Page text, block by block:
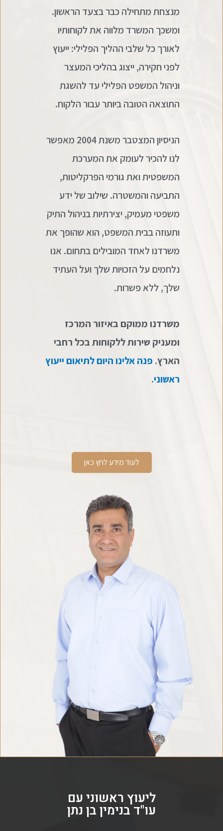
מנצחת מתחילה כבר בצעד הראשון.
ומשכך המשרד מלווה את לקוחותיו
לאורך כל שלבי ההליך הפלילי: ייעוץ
לפני חקירה, ייצוג בהליכי המעצר
וניהול המשפט הפלילי עד להשגת
התוצאה הטובה ביותר עבור הלקוח.
הניסיון המצטבר משנת 2004 מאפשר
לנו להכיר לעומק את המערכת
המשפטית ואת גורמי הפרקליטות,
התביעה והמשטרה. שילוב של ידע
משפטי מעמיק, יצירתיות בניהול התיק
ותעוזה בבית המשפט, הוא שהופך את
משרדנו לאחד המובילים בתחום. אנו
נלחמים על הזכויות שלך ועל העתיד
שלך, ללא פשרות.
משרדנו ממוקם באיזור המרכז
ומעניק שירות ללקוחות בכל רחבי
הארץ. פנה אלינו היום לתיאום ייעוץ
ראשוני.
לעוד מידע לחץ כאן
ליעוץ ראשוני עם
עו"ד בנימין בן נתן